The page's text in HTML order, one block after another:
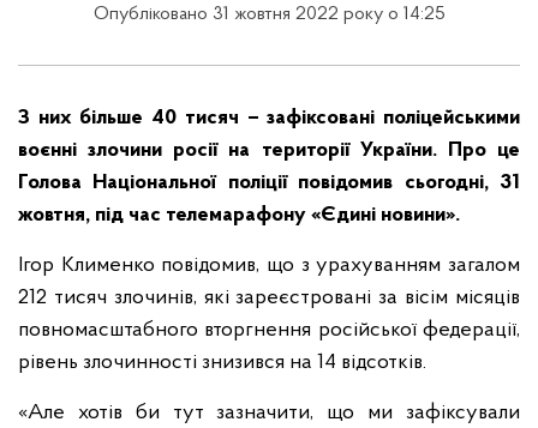
Опубліковано 31 жовтня 2022 року о 14:25
З них більше 40 тисяч – зафіксовані поліцейськими
воєнні злочини росії на території України. Про це
Голова Національної поліції повідомив сьогодні, 31
жовтня, під час телемарафону «Єдині новини».
Ігор Клименко повідомив, що з урахуванням загалом
212 тисяч злочинів, які зареєстровані за вісім місяців
повномасштабного вторгнення російської федерації,
рівень злочинності знизився на 14 відсотків.
«Але хотів би тут зазначити, що ми зафіксували